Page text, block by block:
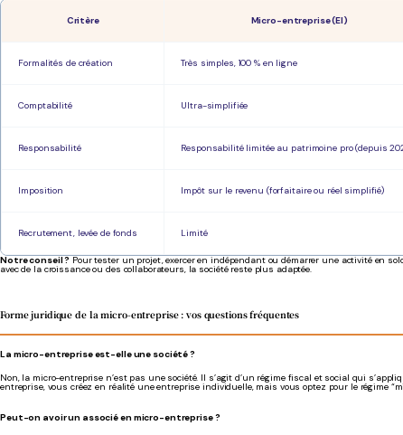
Critère Micro-entreprise (EI)
Formalités de création Très simples, 100 % en ligne
Comptabilité Ultra-simplifiée
Responsabilité Responsabilité limitée au patrimoine pro (depuis
Imposition Impôt sur le revenu (forfaitaire ou réel simplifié)
Recrutement, levée de fonds Limité
Notre conseil ?Pour tester un projet, exercer en indépendant ou démarrer une activité en
avec de la croissance ou des collaborateurs, la société reste plus adaptée.
Forme juridique de la micro-entreprise : vos questions fréquentes
La micro-entreprise est-elle une société ?
Non, la micro-entreprise n’est pas une société. Il s’agit d’un régime fiscal et social qui
entreprise, vous créez en réalité une entreprise individuelle, mais vous optez pour le régime
Peut-on avoir un associé en micro-entreprise ?